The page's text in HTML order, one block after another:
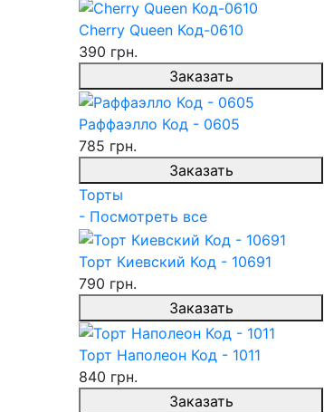
Cherry Queen Код-0610
390 грн.
Заказать
Раффаэлло Код - 0605
785 грн.
Заказать
Торты
- Посмотреть все
Торт Киевский Код - 10691
790 грн.
Заказать
Торт Наполеон Код - 1011
840 грн.
Заказать